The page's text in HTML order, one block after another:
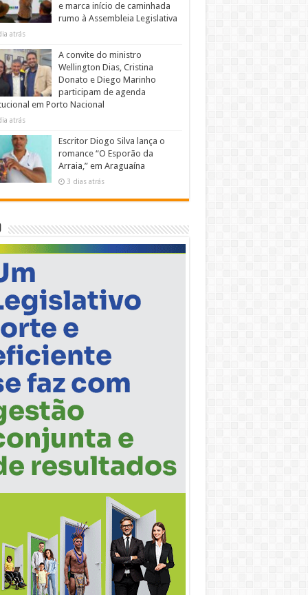
e marca início de caminhada
rumo à Assembleia Legislativa
atrás
A convite do ministro
Wellington Dias, Cristina
Donato e Diego Marinho
participam de agenda
em Porto Nacional
atrás
Escritor Diogo Silva lança o
romance “O Esporão da
Arraia,” em Araguaína
3 dias atrás